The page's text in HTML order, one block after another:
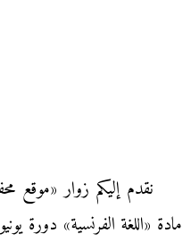
نقدم إليكم زوار «موقع